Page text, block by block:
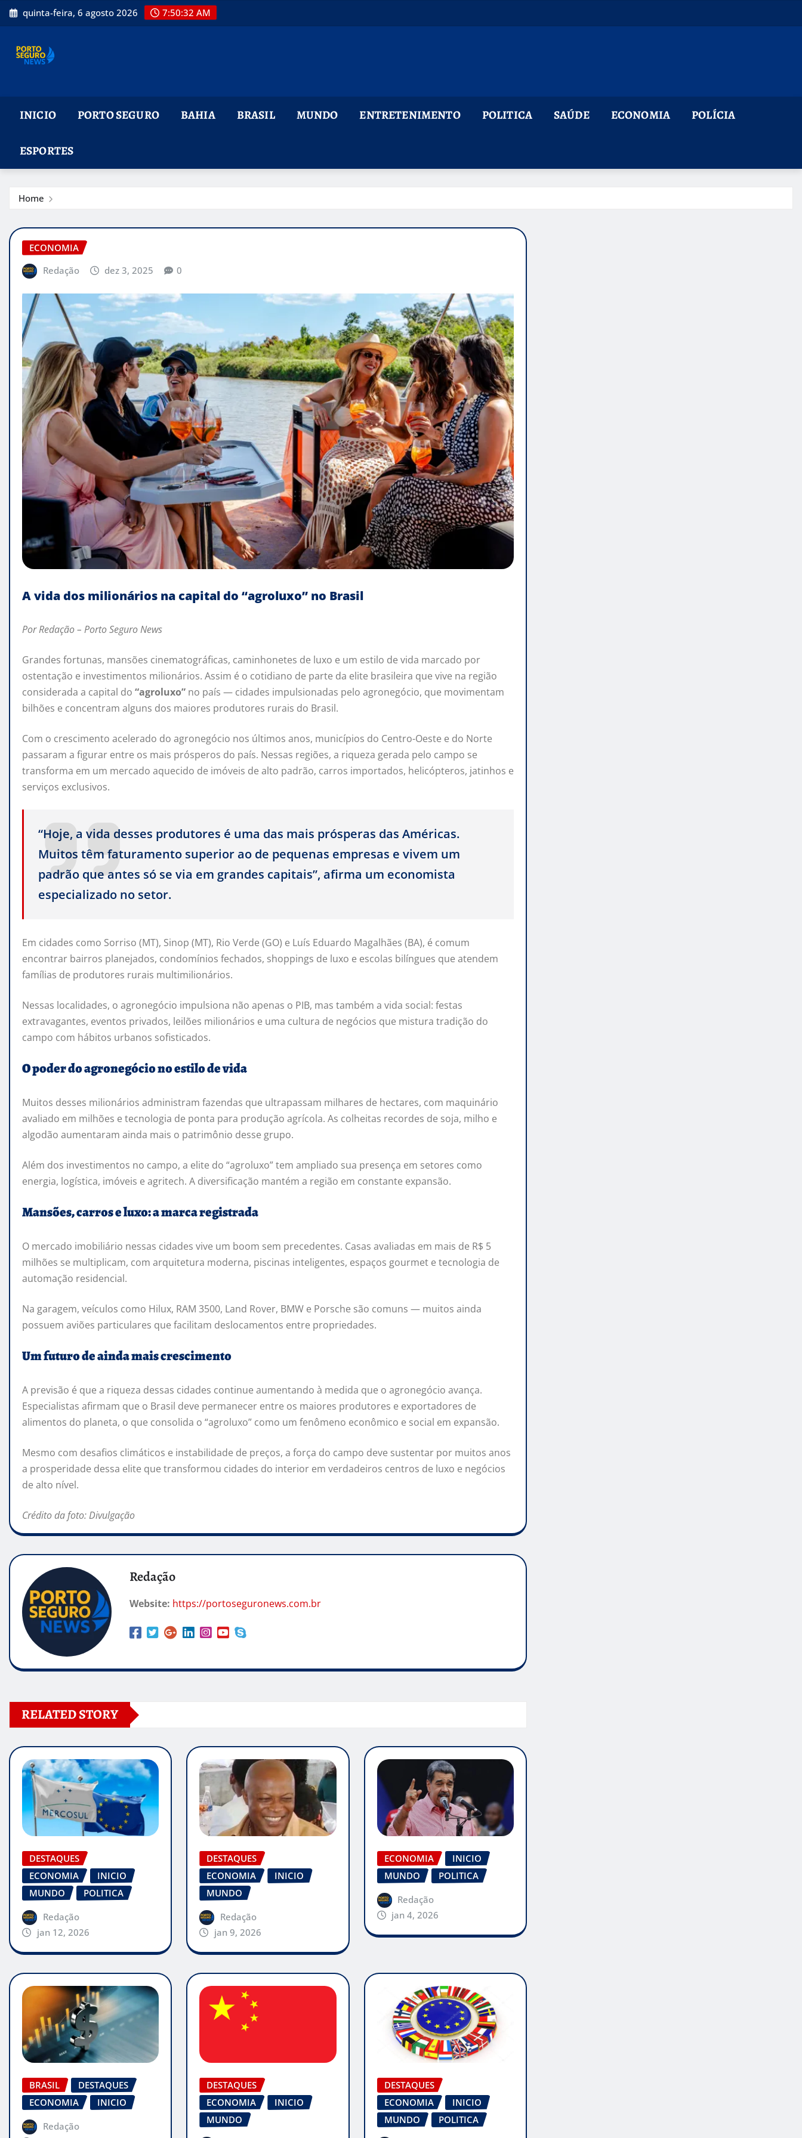
Skip
to
quinta-feira, 6 agosto 2026 7:50:33 AM
INICIO PORTO SEGURO BAHIA BRASIL MUNDO ENTRETENIMENTO POLITICA SAÚDE ECONOMIA POLÍCIA
ESPORTES
Home
ECONOMIA
Redação
dez 3, 2025 0
A vida dos milionários na capital do “agroluxo” no Brasil
Por Redação – Porto Seguro News
Grandes fortunas, mansões cinematográficas, caminhonetes de luxo e um estilo de vida marcado por
ostentação e investimentos milionários. Assim é o cotidiano de parte da elite brasileira que vive na região
considerada a capital do “agroluxo” no país — cidades impulsionadas pelo agronegócio, que movimentam
bilhões e concentram alguns dos maiores produtores rurais do Brasil.
Com o crescimento acelerado do agronegócio nos últimos anos, municípios do Centro-Oeste e do Norte
passaram a figurar entre os mais prósperos do país. Nessas regiões, a riqueza gerada pelo campo se
transforma em um mercado aquecido de imóveis de alto padrão, carros importados, helicópteros, jatinhos e
serviços exclusivos.
“Hoje, a vida desses produtores é uma das mais prósperas das Américas.
Muitos têm faturamento superior ao de pequenas empresas e vivem um
padrão que antes só se via em grandes capitais”, afirma um economista
especializado no setor.
Em cidades como Sorriso (MT), Sinop (MT), Rio Verde (GO) e Luís Eduardo Magalhães (BA), é comum
encontrar bairros planejados, condomínios fechados, shoppings de luxo e escolas bilíngues que atendem
famílias de produtores rurais multimilionários.
Nessas localidades, o agronegócio impulsiona não apenas o PIB, mas também a vida social: festas
extravagantes, eventos privados, leilões milionários e uma cultura de negócios que mistura tradição do
campo com hábitos urbanos sofisticados.
O poder do agronegócio no estilo de vida
Muitos desses milionários administram fazendas que ultrapassam milhares de hectares, com maquinário
avaliado em milhões e tecnologia de ponta para produção agrícola. As colheitas recordes de soja, milho e
algodão aumentaram ainda mais o patrimônio desse grupo.
Além dos investimentos no campo, a elite do “agroluxo” tem ampliado sua presença em setores como
energia, logística, imóveis e agritech. A diversificação mantém a região em constante expansão.
Mansões, carros e luxo: a marca registrada
O mercado imobiliário nessas cidades vive um boom sem precedentes. Casas avaliadas em mais de R$ 5
milhões se multiplicam, com arquitetura moderna, piscinas inteligentes, espaços gourmet e tecnologia de
automação residencial.
Na garagem, veículos como Hilux, RAM 3500, Land Rover, BMW e Porsche são comuns — muitos ainda
possuem aviões particulares que facilitam deslocamentos entre propriedades.
Um futuro de ainda mais crescimento
A previsão é que a riqueza dessas cidades continue aumentando à medida que o agronegócio avança.
Especialistas afirmam que o Brasil deve permanecer entre os maiores produtores e exportadores de
alimentos do planeta, o que consolida o “agroluxo” como um fenômeno econômico e social em expansão.
Mesmo com desafios climáticos e instabilidade de preços, a força do campo deve sustentar por muitos anos
a prosperidade dessa elite que transformou cidades do interior em verdadeiros centros de luxo e negócios
de alto nível.
Crédito da foto: Divulgação
Redação
Website: https://portoseguronews.com.br
RELATED STORY
DESTAQUES
ECONOMIA
INICIO
MUNDO
POLITICA
Redação
jan 12, 2026
DESTAQUES
ECONOMIA
INICIO
MUNDO
Redação
jan 9, 2026
ECONOMIA
INICIO
MUNDO
POLITICA
Redação
jan 4, 2026
BRASIL
DESTAQUES
ECONOMIA
INICIO
Redação
DESTAQUES
ECONOMIA
INICIO
MUNDO
DESTAQUES
ECONOMIA
INICIO
MUNDO
POLITICA